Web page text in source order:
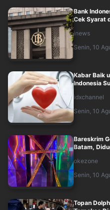
Bank
Cek Syarat
inews
Senin, 10
Kabar Baik
Indonesia
idxchannel
Senin, 10
Bareskrim
Batam,
okezone
Senin, 10
Topan